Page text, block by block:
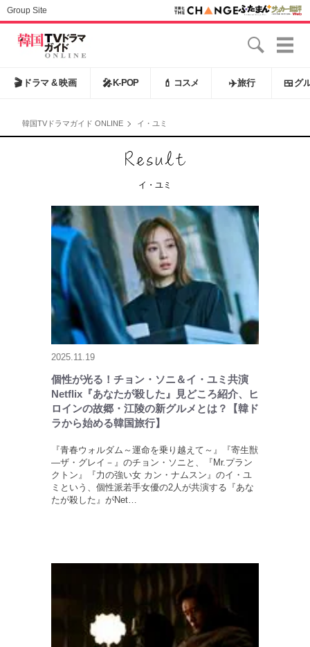
Group Site
🎬 ドラマ & 映画 🎤 K-POP 💄 コスメ ✈️旅行 🍱 グ
韓国TVドラマガイド ONLINE イ・ユミ
イ・ユミ
2025.11.19
個性が光る！チョン・ソニ＆イ・ユミ共演
Netflix『あなたが殺した』見どころ紹介、ヒ
ロインの故郷・江陵の新グルメとは？【韓ド
ラから始める韓国旅行】
『青春ウォルダム～運命を乗り越えて～』『寄生獣
―ザ・グレイ－』のチョン・ソニと、『Mr.プラン
クトン』『力の強い女 カン・ナムスン』のイ・ユ
ミという、個性派若手女優の2人が共演する『あな
たが殺した』がNet…